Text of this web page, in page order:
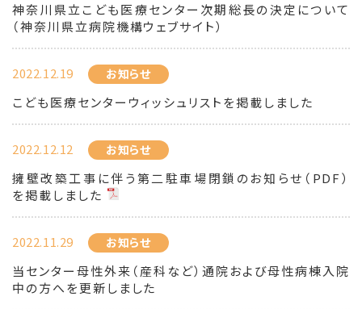
神奈川県立こども医療センター次期総長の決定について
（神奈川県立病院機構ウェブサイト）
2022.12.19 お知らせ
こども医療センターウィッシュリストを掲載しました
2022.12.12 お知らせ
擁壁改築工事に伴う第二駐車場閉鎖のお知らせ（PDF）
を掲載しました
2022.11.29 お知らせ
当センター母性外来（産科など）通院および母性病棟入院
中の方へを更新しました